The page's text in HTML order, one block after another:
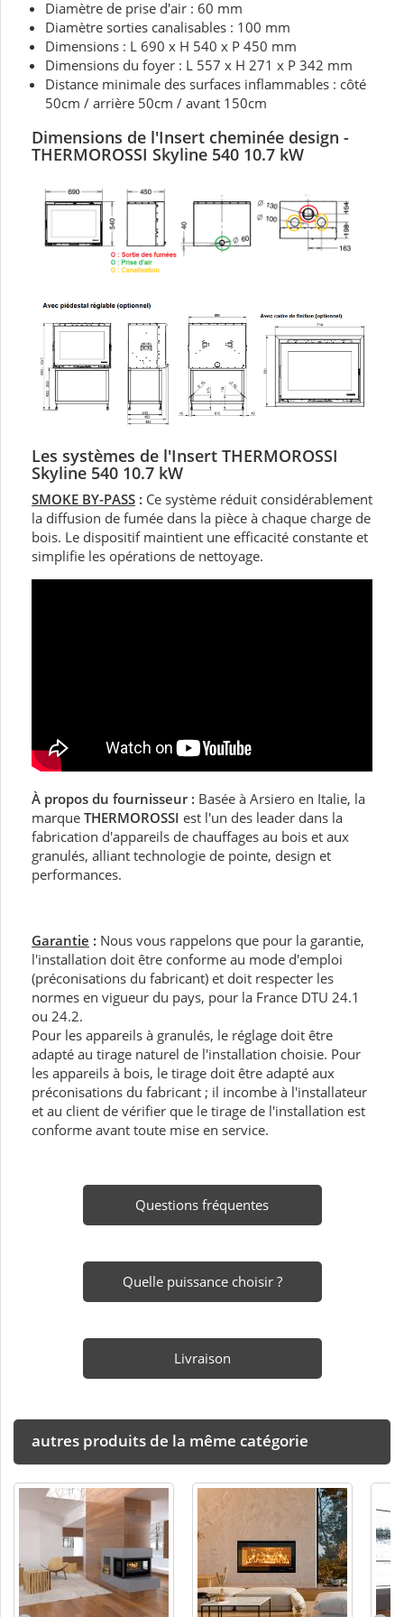
Diamètre de prise d'air : 60 mm
Diamètre sorties canalisables : 100 mm
Dimensions : L 690 x H 540 x P 450 mm
Dimensions du foyer : L 557 x H 271 x P 342 mm
Distance minimale des surfaces inflammables : côté
50cm / arrière 50cm / avant 150cm
Dimensions de l'Insert cheminée design -
THERMOROSSI Skyline 540 10.7 kW
Les systèmes de l'Insert THERMOROSSI
Skyline 540 10.7 kW
SMOKE BY-PASS : Ce système réduit considérablement
la diffusion de fumée dans la pièce à chaque charge de
bois. Le dispositif maintient une efficacité constante et
simplifie les opérations de nettoyage.
À propos du fournisseur : Basée à Arsiero en Italie, la
marque THERMOROSSI est l'un des leader dans la
fabrication d'appareils de chauffages au bois et aux
granulés, alliant technologie de pointe, design et
performances.
Garantie : Nous vous rappelons que pour la garantie,
l'installation doit être conforme au mode d'emploi
(préconisations du fabricant) et doit respecter les
normes en vigueur du pays, pour la France DTU 24.1
ou 24.2.
Pour les appareils à granulés, le réglage doit être
adapté au tirage naturel de l'installation choisie. Pour
les appareils à bois, le tirage doit être adapté aux
préconisations du fabricant ; il incombe à l'installateur
et au client de vérifier que le tirage de l'installation est
conforme avant toute mise en service.
Questions fréquentes
Quelle puissance choisir ?
Livraison
autres produits de la même catégorie